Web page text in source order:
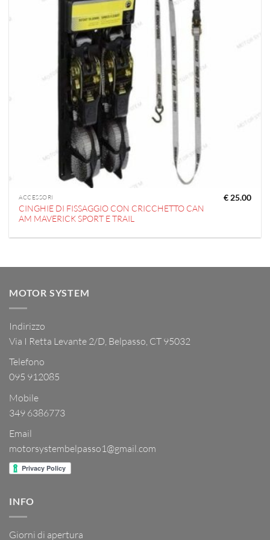
ACCESSORI
CINGHIE DI FISSAGGIO CON CRICCHETTO CAN
AM MAVERICK SPORT E TRAIL
€25.00
MOTOR SYSTEM
Indirizzo
Via I Retta Levante 2/D, Belpasso, CT 95032
Telefono
095 912085
Mobile
349 6386773
Email
motorsystembelpasso1@gmail.com
INFO
Giorni di apertura